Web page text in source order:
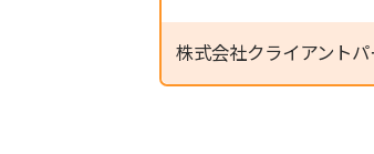
株式会社クライアント